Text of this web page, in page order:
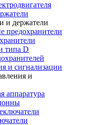
и держатели
предохранители
типа D
и сигнализации
и
аппаратура